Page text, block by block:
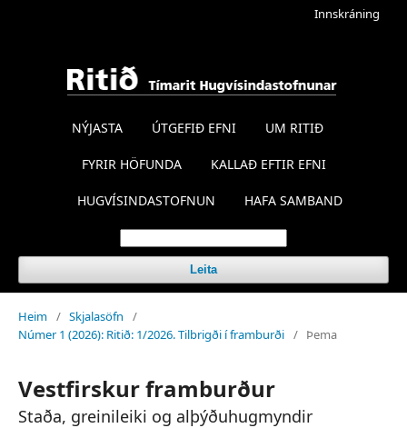
NÝJASTA ÚTGEFIÐ EFNI UM RITIÐ
FYRIR HÖFUNDA KALLAÐ EFTIR EFNI
HUGVÍSINDASTOFNUN HAFA SAMBAND
Leita
Innskráning
Heim / Skjalasöfn
/
Númer 1 (2026): Ritið: 1/2026. Tilbrigði í framburði / Þema
Vestfirskur framburður
Staða, greinileiki og alþýðuhugmyndir